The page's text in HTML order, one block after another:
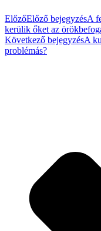
ElőzőElőző bejegyzésA
kerülik őket az
Következő bejegyzésA
problémás?